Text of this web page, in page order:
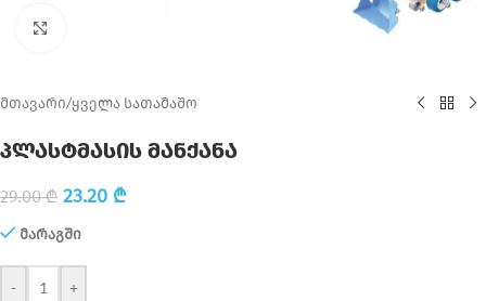
მთავარი/ყველა სათამაშო
პლასტმასის მანქანა
29.00₾ 23.20 ₾
მარაგში
- +